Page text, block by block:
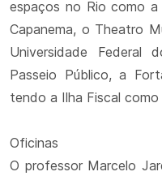
espaços no Rio como a
Capanema, o Theatro
Universidade
Passeio Público, a
tendo a Ilha Fiscal
Oficinas
O professor Marcelo